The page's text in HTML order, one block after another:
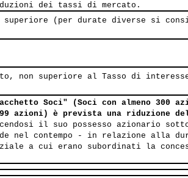
dei tassi di mercato.
(per durate diverse si
non superiore al Tasso di interesse
Soci" (Soci con almeno 300
azioni) è prevista una riduzione
il suo possesso azionario
contempo - in relazione alla
a cui erano subordinati la